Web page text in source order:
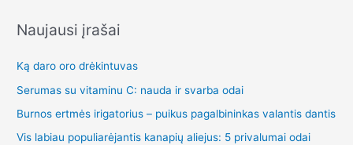
k
t
i
:
Naujausi įrašai
Ką daro oro drėkintuvas
Serumas su vitaminu C: nauda ir svarba odai
Burnos ertmės irigatorius – puikus pagalbininkas valantis dantis
Vis labiau populiarėjantis kanapių aliejus: 5 privalumai odai